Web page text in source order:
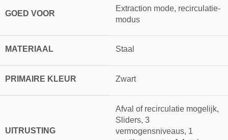
GOED VOOR
Extraction mode, recirculatie-
modus
MATERIAAL Staal
PRIMAIRE KLEUR Zwart
UITRUSTING
Afval of recirculatie mogelijk,
Sliders, 3
vermogensniveaus, 1